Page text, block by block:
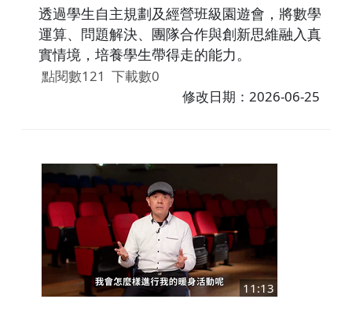
透過學生自主規劃及經營班級園遊會，將數學
運算、問題解決、團隊合作與創新思維融入真
實情境，培養學生帶得走的能力。
點閱數121 下載數0
修改日期：2026-06-25
11:13